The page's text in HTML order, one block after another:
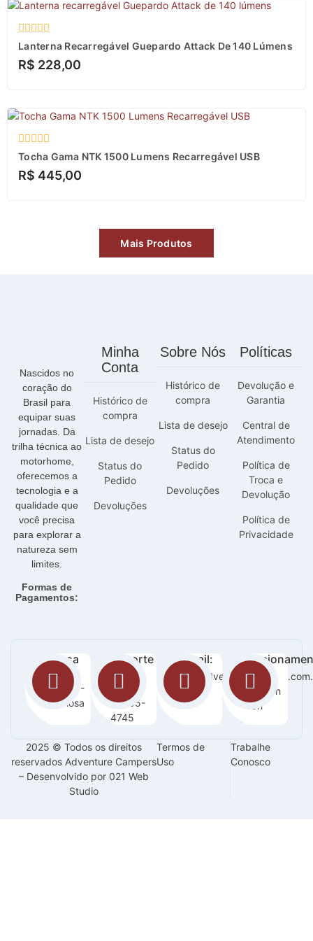
Avaliação
de
Lanterna Recarregável Guepardo Attack De 140 Lúmens
R$ 228,00
Avaliação
de
Tocha Gama NTK 1500 Lumens Recarregável USB
R$ 445,00
Mais Produtos
Nascidos no
coração do
Brasil para
equipar suas
jornadas. Da
trilha técnica ao
motorhome,
oferecemos a
tecnologia e a
qualidade que
você precisa
para explorar a
natureza sem
limites.
Formas de
Pagamentos:
Minha
Conta
Histórico de
compra
Lista de desejo
Status do
Pedido
Devoluções
Sobre Nós
Histórico de
compra
Lista de desejo
Status do
Pedido
Devoluções
Políticas
Devolução e
Garantia
Central de
Atendimento
Política de
Troca e
Devolução
Política de
Privacidade
Nossa
loja:
Orla 14 -
Graciosa
Suporte
:
63
99255-
4745
E-mail:
Seg -
Sab / 8h
-18h
2025 © Todos os direitos
reservados Adventure Campers
– Desenvolvido por 021 Web
Studio
Termos de
Uso
Trabalhe
Conosco